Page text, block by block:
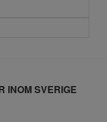
INOM SVERIGE